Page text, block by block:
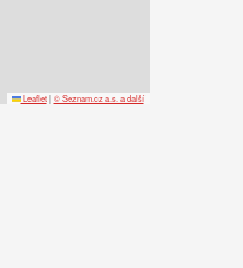
Leaflet | © Seznam.cz a.s. a další